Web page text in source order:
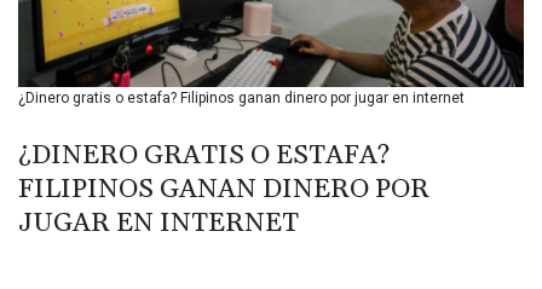
BRL 5.083304
BSD 0.997016
BTN 94.875232
BWP 13.457596
CAD 1.39515
¿Dinero gratis o estafa? Filipinos ganan dinero por jugar en internet
¿DINERO GRATIS O ESTAFA?
FILIPINOS GANAN DINERO POR
JUGAR EN INTERNET